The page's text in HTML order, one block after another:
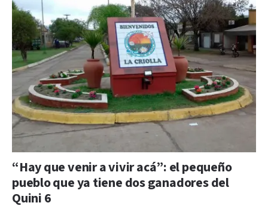
“Hay que venir a vivir acá”: el pequeño
pueblo que ya tiene dos ganadores del
Quini 6